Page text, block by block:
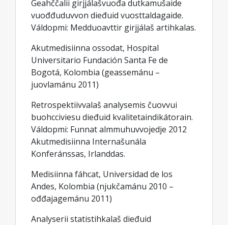
Geahččalii girjjálašvuođa dutkamušaide
vuođđuduvvon dieđuid vuosttaldagaide.
Váldopmi: Medduoavttir girjjálaš artihkalas.
Akutmedisiinna ossodat, Hospital
Universitario Fundación Santa Fe de
Bogotá, Kolombia (geassemánu –
juovlamánu 2011)
Retrospektiivvalaš analysemis čuovvui
buohcciviesu dieđuid kvalitetaindikátorain.
Váldopmi: Funnat almmuhuvvojedje 2012
Akutmedisiinna Internašunála
Konferánssas, Irlanddas.
Medisiinna fáhcat, Universidad de los
Andes, Kolombia (njukčamánu 2010 –
ođđajagemánu 2011)
Analyserii statistihkalaš dieđuid